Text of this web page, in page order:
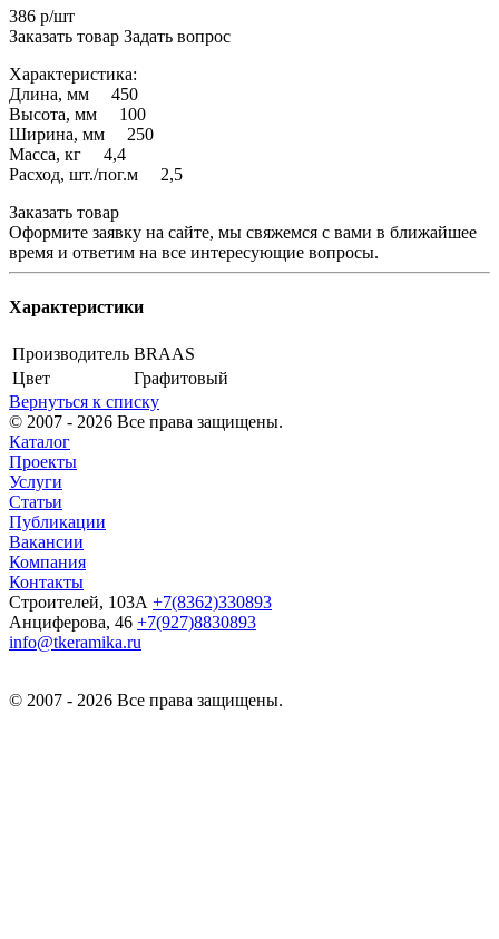
386 р/шт
Заказать товар Задать вопрос
Характеристика:
Длина, мм 450
Высота, мм 100
Ширина, мм 250
Масса, кг 4,4
Расход, шт./пог.м 2,5
Заказать товар
Оформите заявку на сайте, мы свяжемся с вами в ближайшее
время и ответим на все интересующие вопросы.
Характеристики
Производитель BRAAS
Цвет
Графитовый
Вернуться к списку
© 2007 - 2026 Все права защищены.
Каталог
Проекты
Услуги
Статьи
Публикации
Вакансии
Компания
Контакты
Строителей, 103А +7(8362)330893
Анциферова, 46 +7(927)8830893
info@tkeramika.ru
© 2007 - 2026 Все права защищены.